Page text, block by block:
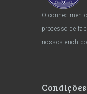
O
processo de
nossos